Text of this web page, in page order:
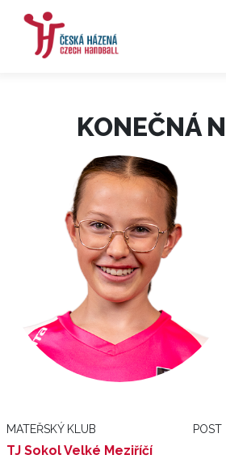
KONEČNÁ
MATEŘSKÝ KLUB
TJ Sokol Velké Meziříčí
POST